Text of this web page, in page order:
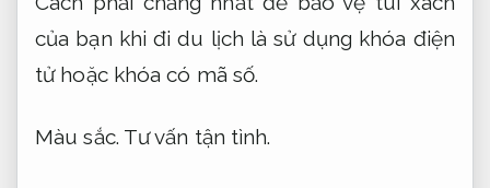
của bạn khi đi du lịch là sử dụng khóa điện
tử hoặc khóa có mã số.
Màu sắc. Tư vấn tận tình.